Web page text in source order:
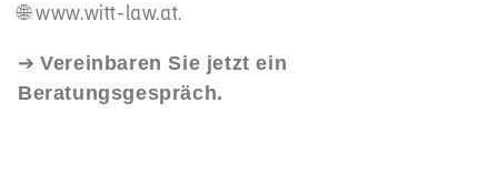
🌐www.witt-law.at.
➔Vereinbaren Sie jetzt ein
Beratungsgespräch.